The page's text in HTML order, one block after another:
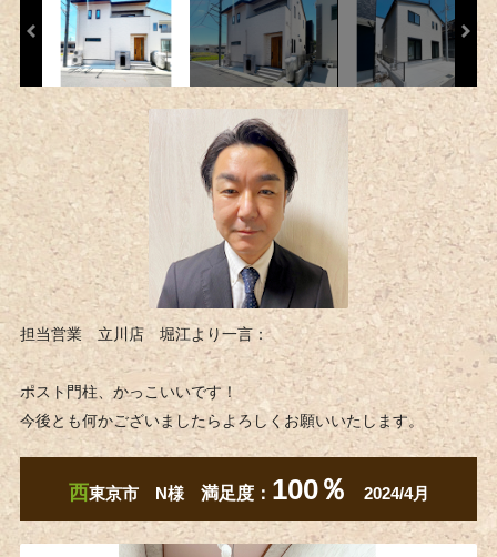
担当営業 立川店 堀江より一言：
ポスト門柱、かっこいいです！
今後とも何かございましたらよろしくお願いいたします。
西東京市 N様 満足度： 100％ 2024/4月